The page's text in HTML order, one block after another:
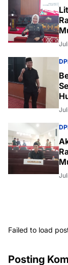
Failed to load
Posting